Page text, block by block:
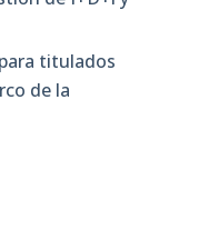
titulados
de la